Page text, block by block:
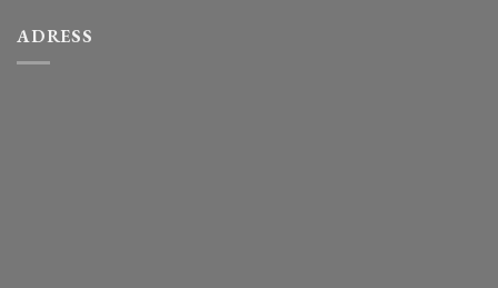
ADRESS